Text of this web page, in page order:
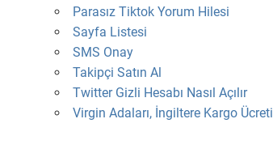
Parasız Tiktok Yorum Hilesi
Sayfa Listesi
SMS Onay
Takipçi Satın Al
Twitter Gizli Hesabı Nasıl Açılır
Virgin Adaları, İngiltere Kargo Ücreti